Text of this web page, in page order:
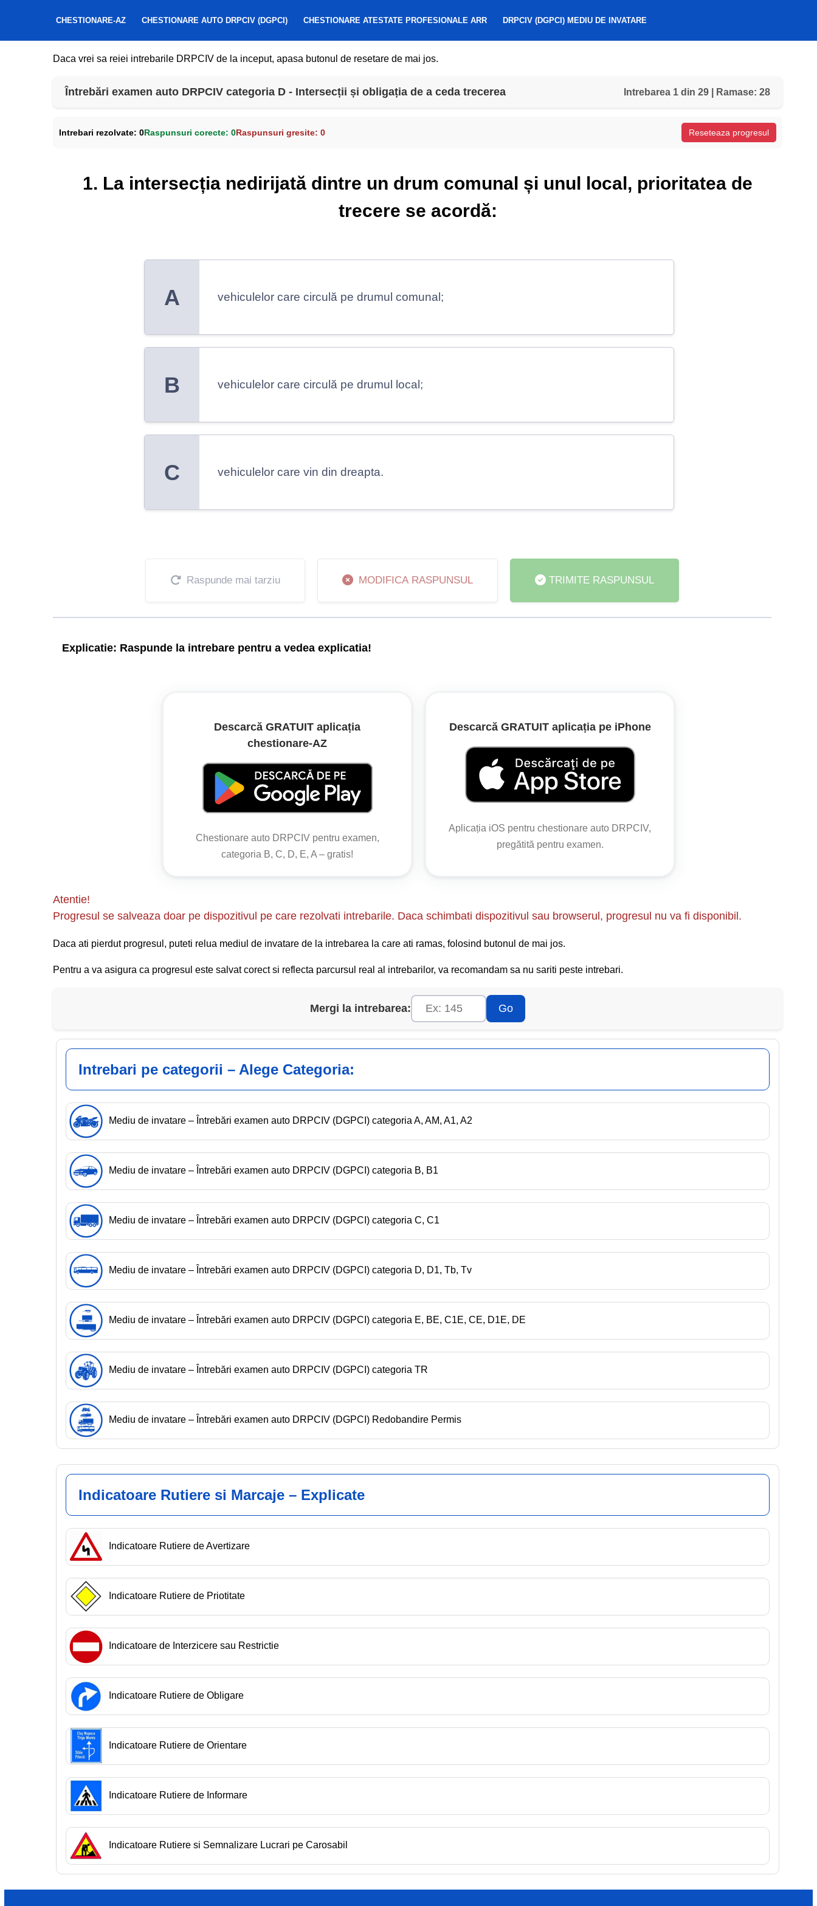
CHESTIONARE-AZ CHESTIONARE AUTO DRPCIV (DGPCI) CHESTIONARE ATESTATE PROFESIONALE ARR DRPCIV (DGPCI) MEDIU DE INVATARE
Daca vrei sa reiei intrebarile DRPCIV de la inceput, apasa butonul de resetare de mai jos.
Întrebări examen auto DRPCIV categoria D - Intersecții și obligația de a ceda trecerea Intrebarea 1 din 29 | Ramase: 28
Intrebari rezolvate: 0Raspunsuri corecte: 0Raspunsuri gresite: 0 Reseteaza progresul
1. La intersecția nedirijată dintre un drum comunal și unul local, prioritatea de
trecere se acordă:
A vehiculelor care circulă pe drumul comunal;
B vehiculelor care circulă pe drumul local;
C vehiculelor care vin din dreapta.
Raspunde mai tarziu MODIFICA RASPUNSUL TRIMITE RASPUNSUL
Explicatie: Raspunde la intrebare pentru a vedea explicatia!
Conducătorul de vehicul este obligat să acorde prioritate de trecere și în următoarele situații:
la intersecția nedirijată atunci când pătrunde pe un drum comunal venind de pe un drum local;
Descarcă GRATUIT aplicația
chestionare‑AZ
Chestionare auto DRPCIV pentru examen,
categoria B, C, D, E, A – gratis!
Descarcă GRATUIT aplicația pe iPhone
Aplicația iOS pentru chestionare auto DRPCIV,
pregătită pentru examen.
Atentie!
Progresul se salveaza doar pe dispozitivul pe care rezolvati intrebarile. Daca schimbati dispozitivul sau browserul, progresul nu va fi disponibil.
Daca ati pierdut progresul, puteti relua mediul de invatare de la intrebarea la care ati ramas, folosind butonul de mai jos.
Pentru a va asigura ca progresul este salvat corect si reflecta parcursul real al intrebarilor, va recomandam sa nu sariti peste intrebari.
Mergi la intrebarea: Go
Intrebari pe categorii – Alege Categoria:
Mediu de invatare – Întrebări examen auto DRPCIV (DGPCI) categoria A, AM, A1, A2
Mediu de invatare – Întrebări examen auto DRPCIV (DGPCI) categoria B, B1
Mediu de invatare – Întrebări examen auto DRPCIV (DGPCI) categoria C, C1
Mediu de invatare – Întrebări examen auto DRPCIV (DGPCI) categoria D, D1, Tb, Tv
Mediu de invatare – Întrebări examen auto DRPCIV (DGPCI) categoria E, BE, C1E, CE, D1E, DE
Mediu de invatare – Întrebări examen auto DRPCIV (DGPCI) categoria TR
Mediu de invatare – Întrebări examen auto DRPCIV (DGPCI) Redobandire Permis
Indicatoare Rutiere si Marcaje – Explicate
Indicatoare Rutiere de Avertizare
Indicatoare Rutiere de Priotitate
Indicatoare de Interzicere sau Restrictie
Indicatoare Rutiere de Obligare
Indicatoare Rutiere de Orientare
Indicatoare Rutiere de Informare
Indicatoare Rutiere si Semnalizare Lucrari pe Carosabil